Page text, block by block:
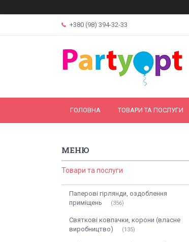
+380 (98) 394-32-33
ГОЛОВНА ТОВАРИ ТА ПОСЛУГИ
Товари та послуги
Паперові гірлянди, оздоблення
приміщень
356
Святкові ковпачки, корони (власне
виробництво)
135